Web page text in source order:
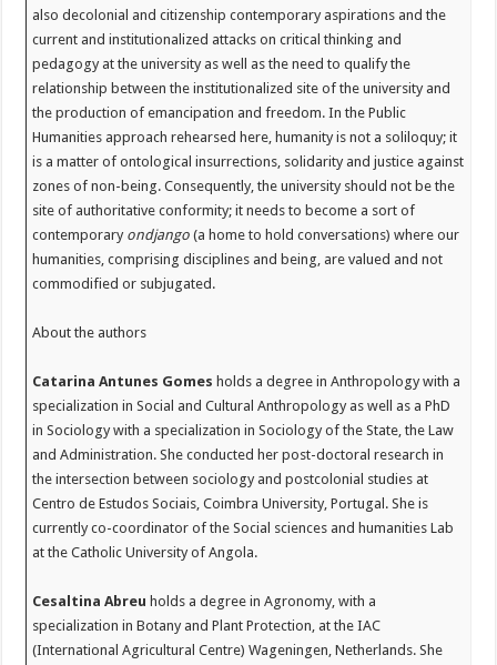
also decolonial and citizenship contemporary aspirations and the
current and institutionalized attacks on critical thinking and
pedagogy at the university as well as the need to qualify the
relationship between the institutionalized site of the university and
the production of emancipation and freedom. In the Public
Humanities approach rehearsed here, humanity is not a soliloquy; it
is a matter of ontological insurrections, solidarity and justice against
zones of non-being. Consequently, the university should not be the
site of authoritative conformity; it needs to become a sort of
contemporary ondjango (a home to hold conversations) where our
humanities, comprising disciplines and being, are valued and not
commodified or subjugated.
About the authors
Catarina Antunes Gomes holds a degree in Anthropology with a
specialization in Social and Cultural Anthropology as well as a PhD
in Sociology with a specialization in Sociology of the State, the Law
and Administration. She conducted her post-doctoral research in
the intersection between sociology and postcolonial studies at
Centro de Estudos Sociais, Coimbra University, Portugal. She is
currently co-coordinator of the Social sciences and humanities Lab
at the Catholic University of Angola.
Cesaltina Abreu holds a degree in Agronomy, with a
specialization in Botany and Plant Protection, at the IAC
(International Agricultural Centre) Wageningen, Netherlands. She